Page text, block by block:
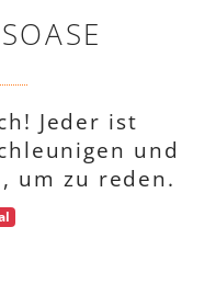
Jeder ist
und
um zu reden.